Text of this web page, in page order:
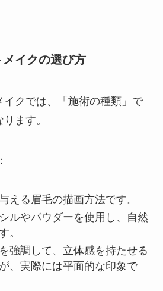
イクの選び方
イクでは、「施術の種類」で
ます。
：
える眉毛の描画方法です。
ルやパウダーを使用し、自然
。
強調して、立体感を持たせる
、実際には平面的な印象で